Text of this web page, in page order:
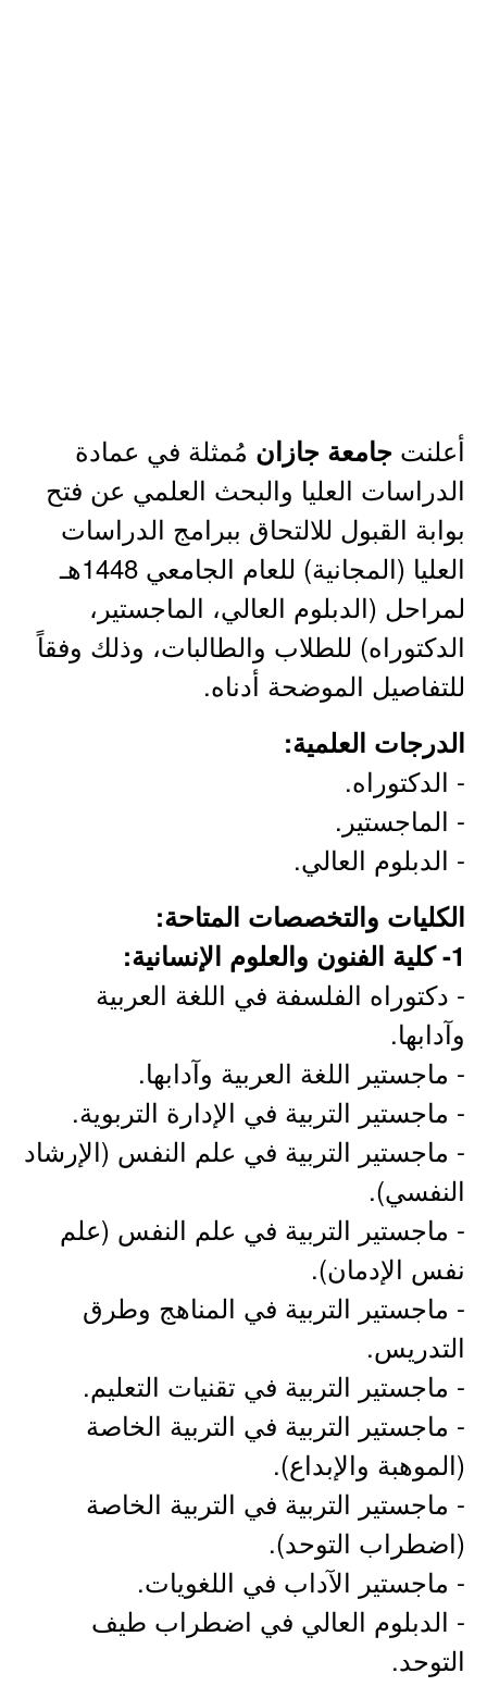
أعلنت جامعة جازان مُمثلة في عمادة
الدراسات العليا والبحث العلمي عن فتح
بوابة القبول للالتحاق ببرامج الدراسات
العليا (المجانية) للعام الجامعي 1448هـ
لمراحل (الدبلوم العالي، الماجستير،
الدكتوراه) للطلاب والطالبات، وذلك وفقاً
للتفاصيل الموضحة أدناه.
الدرجات العلمية:
- الدكتوراه.
- الماجستير.
- الدبلوم العالي.
الكليات والتخصصات المتاحة:
1- كلية الفنون والعلوم الإنسانية:
- دكتوراه الفلسفة في اللغة العربية
وآدابها.
- ماجستير اللغة العربية وآدابها.
- ماجستير التربية في الإدارة التربوية.
- ماجستير التربية في علم النفس (الإرشاد
النفسي).
- ماجستير التربية في علم النفس (علم
نفس الإدمان).
- ماجستير التربية في المناهج وطرق
التدريس.
- ماجستير التربية في تقنيات التعليم.
- ماجستير التربية في التربية الخاصة
(الموهبة والإبداع).
- ماجستير التربية في التربية الخاصة
(اضطراب التوحد).
- ماجستير الآداب في اللغويات.
- الدبلوم العالي في اضطراب طيف
التوحد.